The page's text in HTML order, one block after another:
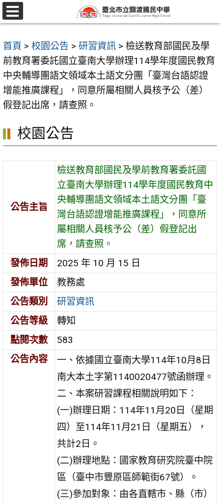
跳
至
要
內
容
區
選
單
首頁 > 校園公告 > 研習資訊 > 檢送教育部國民及學
前教育署委託國立臺南大學辦理114學年度國民教育
中央輔導團語文領域本土語文分團「臺灣台語認證
增能推廣課程」，同意所屬相關人員核予公（差）
假登記出席，請查照。
校園公告
公告主旨
檢送教育部國民及學前教育署委託國
立臺南大學辦理114學年度國民教育中
央輔導團語文領域本土語文分團「臺
灣台語認證增能推廣課程」，同意所
屬相關人員核予公（差）假登記出
席，請查照。
發佈日期
2025 年 10 月 15 日
發佈單位
教務處
公告類別
研習資訊
公告等級
轉知
點閱次數
583
公告內容
一、依據國立臺南大學114年10月8日
南大本土字第1140020477號函辦理。
二、本案研習課程相關說明如下：
(一)辦理日期：114年11月20日（星期
四）至114年11月21日（星期五），
共計2日。
(二)辦理地點：國家教育研究院臺中院
區（臺中市豐原區師範街67號）。
(三)參加對象：由各直轄市、縣（市）